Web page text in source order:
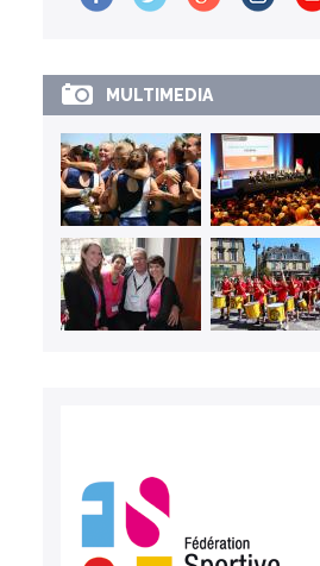
MULTIMEDIA